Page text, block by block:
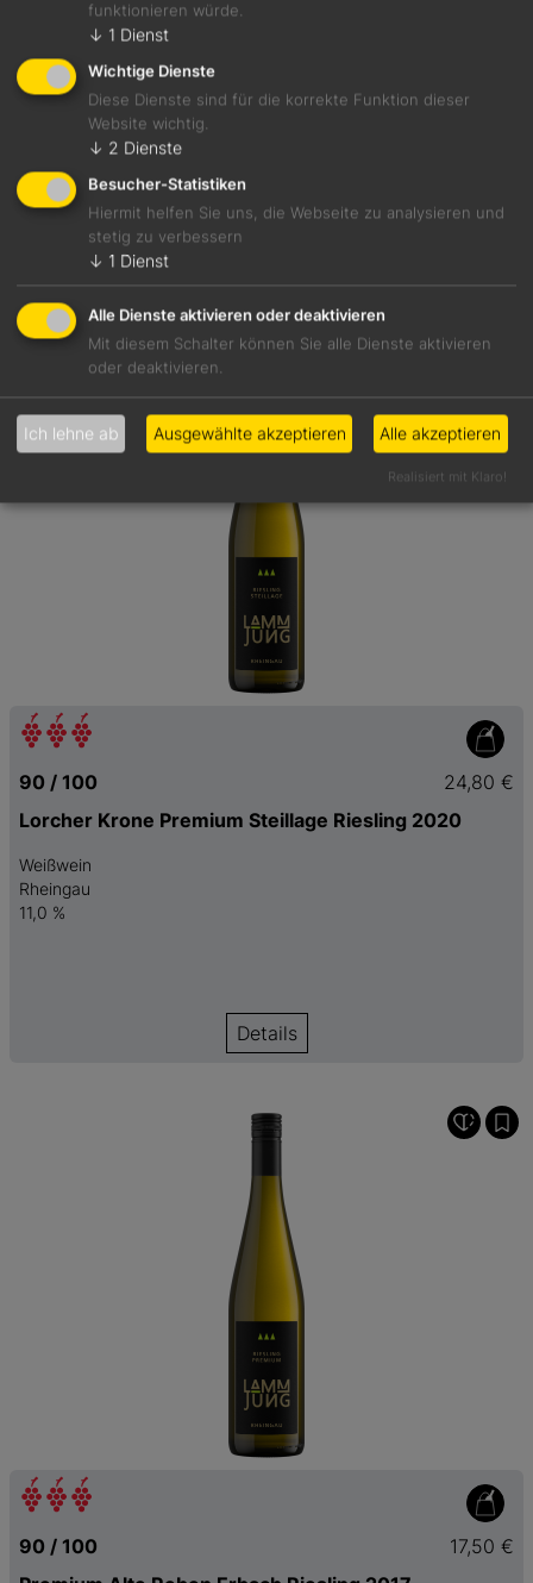
91 / 100
Premium Alte Reben Erbach Riesling Spätlese
trocken 2016
Weißwein
12,5 %
90 / 100
24,80 €
Lorcher Krone Premium Steillage Riesling 2020
Weißwein
Rheingau
11,0 %
Details
90 / 100
17,50 €
funktionieren würde.
↓ 1 Dienst
Wichtige Dienste
Diese Dienste sind für die korrekte Funktion dieser
Website wichtig.
↓ 2 Dienste
Besucher-Statistiken
Hiermit helfen Sie uns, die Webseite zu analysieren und
stetig zu verbessern
↓ 1 Dienst
Alle Dienste aktivieren oder deaktivieren
Mit diesem Schalter können Sie alle Dienste aktivieren
oder deaktivieren.
Ich lehne ab Ausgewählte akzeptieren Alle akzeptieren
Realisiert mit Klaro!